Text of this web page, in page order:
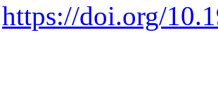
https://doi.org/